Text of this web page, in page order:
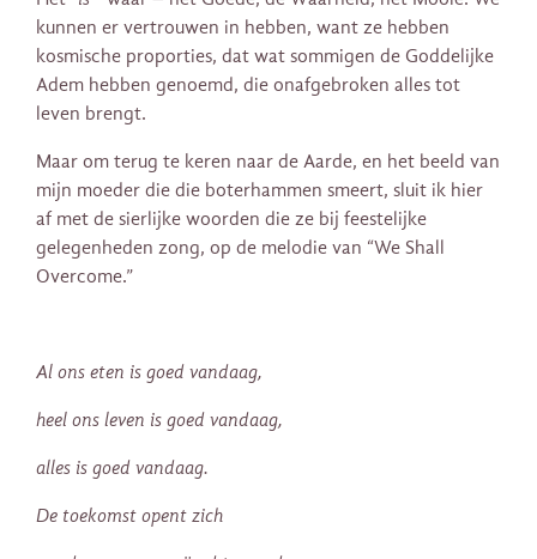
kunnen er vertrouwen in hebben, want ze hebben
kosmische proporties, dat wat sommigen de Goddelijke
Adem hebben genoemd, die onafgebroken alles tot
leven brengt.
Maar om terug te keren naar de Aarde, en het beeld van
mijn moeder die die boterhammen smeert, sluit ik hier
af met de sierlijke woorden die ze bij feestelijke
gelegenheden zong, op de melodie van “We Shall
Overcome.”
Al ons eten is goed vandaag,
heel ons leven is goed vandaag,
alles is goed vandaag.
De toekomst opent zich